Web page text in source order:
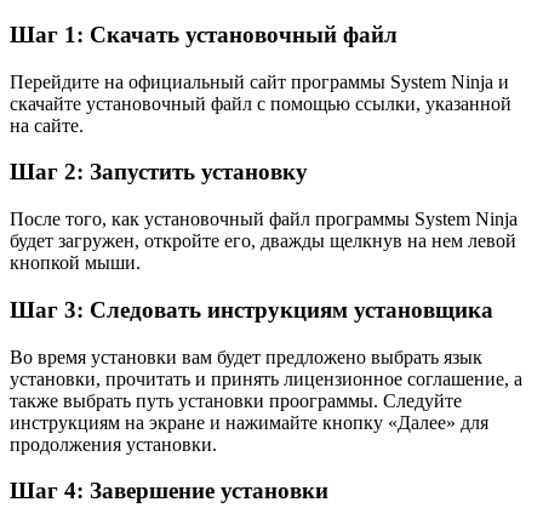
Шаг 1: Скачать установочный файл
Перейдите на официальный сайт программы System Ninja и
скачайте установочный файл с помощью ссылки, указанной
на сайте.
Шаг 2: Запустить установку
После того, как установочный файл программы System Ninja
будет загружен, откройте его, дважды щелкнув на нем левой
кнопкой мыши.
Шаг 3: Следовать инструкциям установщика
Во время установки вам будет предложено выбрать язык
установки, прочитать и принять лицензионное соглашение, а
также выбрать путь установки проограммы. Следуйте
инструкциям на экране и нажимайте кнопку «Далее» для
продолжения установки.
Шаг 4: Завершение установки